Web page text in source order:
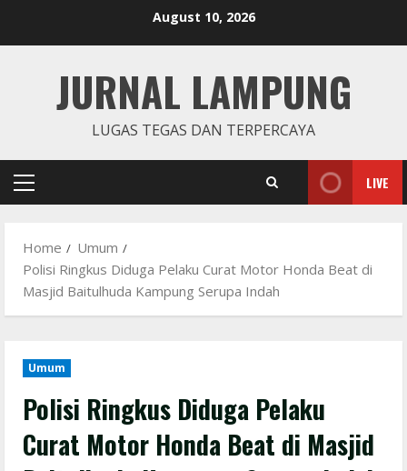
August 10, 2026
JURNAL LAMPUNG
LUGAS TEGAS DAN TERPERCAYA
Primary
LIVE
Home
Umum
Polisi Ringkus Diduga Pelaku Curat Motor Honda Beat di
Masjid Baitulhuda Kampung Serupa Indah
Umum
Polisi Ringkus Diduga Pelaku
Curat Motor Honda Beat di Masjid